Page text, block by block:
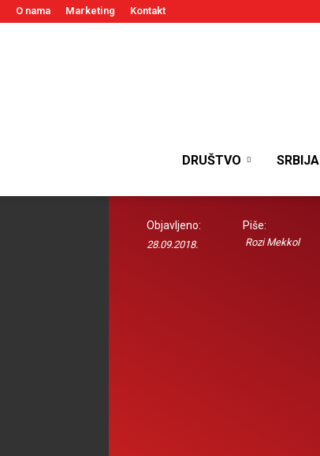
O nama Marketing Kontakt
DRUŠTVO SRBIJA
Objavljeno:
28.09.2018.
Piše:
Rozi Mekkol